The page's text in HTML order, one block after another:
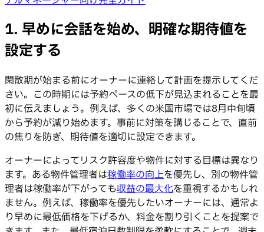
1. 早めに会話を始め、明確な期待値を
設定する
閑散期が始まる前にオーナーに連絡して計画を提示してくだ
さい。この時期には予約ペースの低下が見込まれることを最
初に伝えましょう。例えば、多くの米国市場では8月中旬頃
から予約が減り始めます。事前に対策を講じることで、直前
の焦りを防ぎ、期待値を適切に設定できます。
オーナーによってリスク許容度や物件に対する目標は異なり
ます。ある物件管理者は稼働率の向上を優先し、別の物件管
理者は稼働率が下がっても収益の最大化を重視するかもしれ
ません。例えば、稼働率を優先したいオーナーには、通常よ
り早めに最低価格を下げるか、料金を割り引くことを提案で